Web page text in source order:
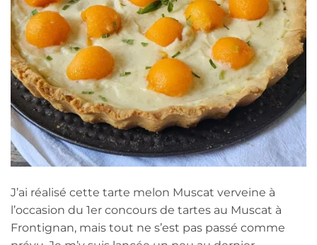
J’ai réalisé cette tarte melon Muscat verveine à
l’occasion du 1er concours de tartes au Muscat à
Frontignan, mais tout ne s’est pas passé comme